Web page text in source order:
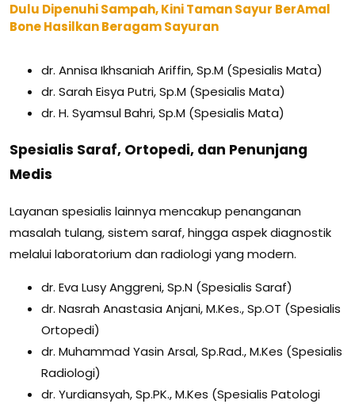
Dulu Dipenuhi Sampah, Kini Taman Sayur BerAmal
Bone Hasilkan Beragam Sayuran
dr. Annisa Ikhsaniah Ariffin, Sp.M (Spesialis Mata)
dr. Sarah Eisya Putri, Sp.M (Spesialis Mata)
dr. H. Syamsul Bahri, Sp.M (Spesialis Mata)
Spesialis Saraf, Ortopedi, dan Penunjang
Medis
Layanan spesialis lainnya mencakup penanganan
masalah tulang, sistem saraf, hingga aspek diagnostik
melalui laboratorium dan radiologi yang modern.
dr. Eva Lusy Anggreni, Sp.N (Spesialis Saraf)
dr. Nasrah Anastasia Anjani, M.Kes., Sp.OT (Spesialis
Ortopedi)
dr. Muhammad Yasin Arsal, Sp.Rad., M.Kes (Spesialis
Radiologi)
dr. Yurdiansyah, Sp.PK., M.Kes (Spesialis Patologi